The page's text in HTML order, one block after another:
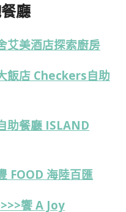
廳
艾美酒店探索廚房
飯店 Checkers自助
助餐廳 ISLAND
FOOD 海陸百匯
饗 A Joy